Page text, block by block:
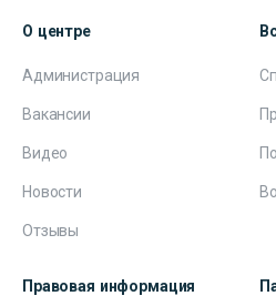
О центре
Администрация
Вакансии
Видео
Новости
Отзывы
Правовая информация